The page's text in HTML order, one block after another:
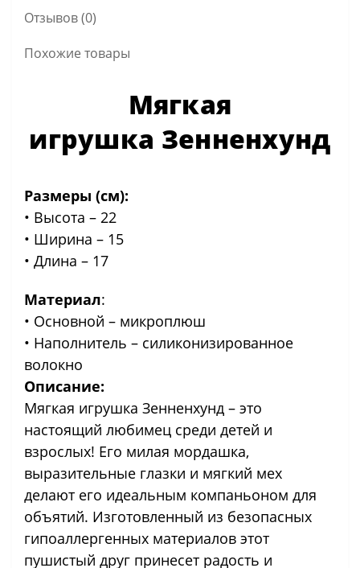
Отзывов (0)
Похожие товары
Мягкая
игрушка Зенненхунд
Размеры (см):
• Высота – 22
• Ширина – 15
• Длина – 17
Материал:
• Основной – микроплюш
• Наполнитель – силиконизированное
волокно
Описание:
Мягкая игрушка Зенненхунд – это
настоящий любимец среди детей и
взрослых! Его милая мордашка,
выразительные глазки и мягкий мех
делают его идеальным компаньоном для
объятий. Изготовленный из безопасных
гипоаллергенных материалов этот
пушистый друг принесет радость и